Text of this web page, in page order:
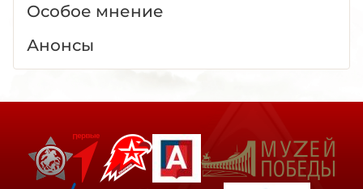
Особое мнение
Анонсы